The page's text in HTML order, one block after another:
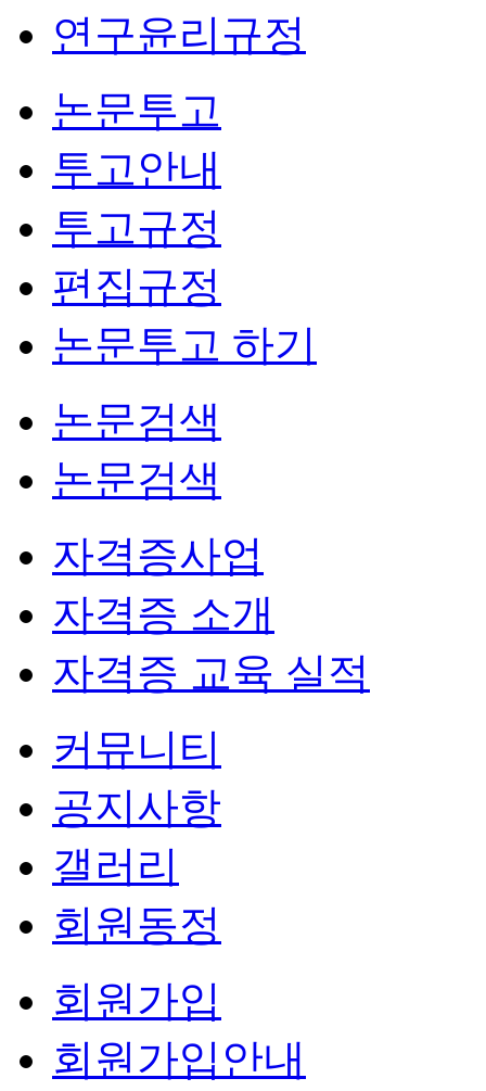
연구윤리규정
논문투고
투고안내
투고규정
편집규정
논문투고 하기
논문검색
논문검색
자격증사업
자격증 소개
자격증 교육 실적
커뮤니티
공지사항
갤러리
회원동정
회원가입
회원가입안내